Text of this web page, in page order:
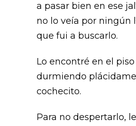
a pasar bien en ese
no lo veía por ningún
que fui a buscarlo.
Lo encontré en el
durmiendo
cochecito.
Para no despertarlo,